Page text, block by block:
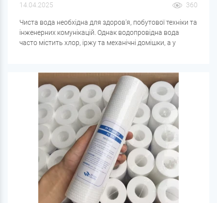
14.04.2025 360
Чиста вода необхідна для здоров'я, побутової техніки та
інженерних комунікацій. Однак водопровідна вода
часто містить хлор, іржу та механічні домішки, а у
вирішення цих проблем варто купити фільтр для води,
який підходить для конкретного типу забруднень.